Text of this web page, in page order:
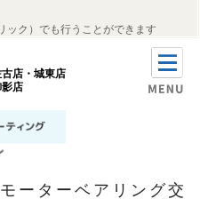
ック）でも行うことができます
店・城東店
店
ーターベアリング交